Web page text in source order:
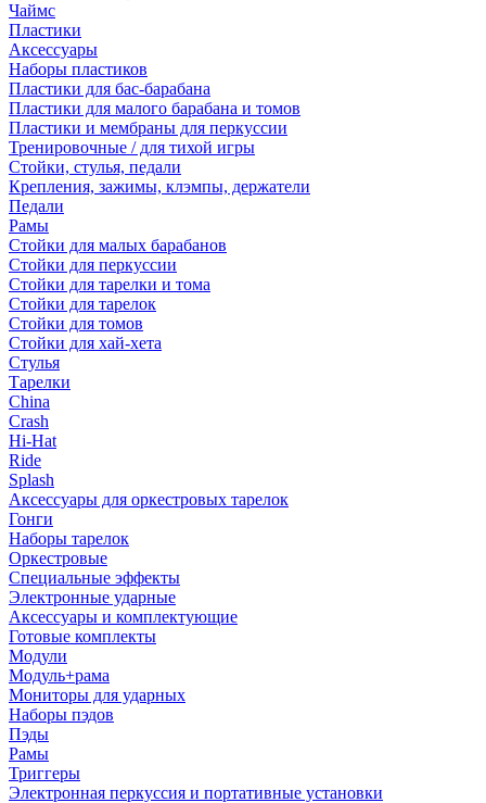
Чаймс
Пластики
Аксессуары
Наборы пластиков
Пластики для бас-барабана
Пластики для малого барабана и томов
Пластики и мембраны для перкуссии
Тренировочные / для тихой игры
Стойки, стулья, педали
Крепления, зажимы, клэмпы, держатели
Педали
Рамы
Стойки для малых барабанов
Стойки для перкуссии
Стойки для тарелки и тома
Стойки для тарелок
Стойки для томов
Стойки для хай-хета
Стулья
Тарелки
China
Crash
Hi-Hat
Ride
Splash
Аксессуары для оркестровых тарелок
Гонги
Наборы тарелок
Оркестровые
Специальные эффекты
Электронные ударные
Аксессуары и комплектующие
Готовые комплекты
Модули
Модуль+рама
Мониторы для ударных
Наборы пэдов
Пэды
Рамы
Триггеры
Электронная перкуссия и портативные установки